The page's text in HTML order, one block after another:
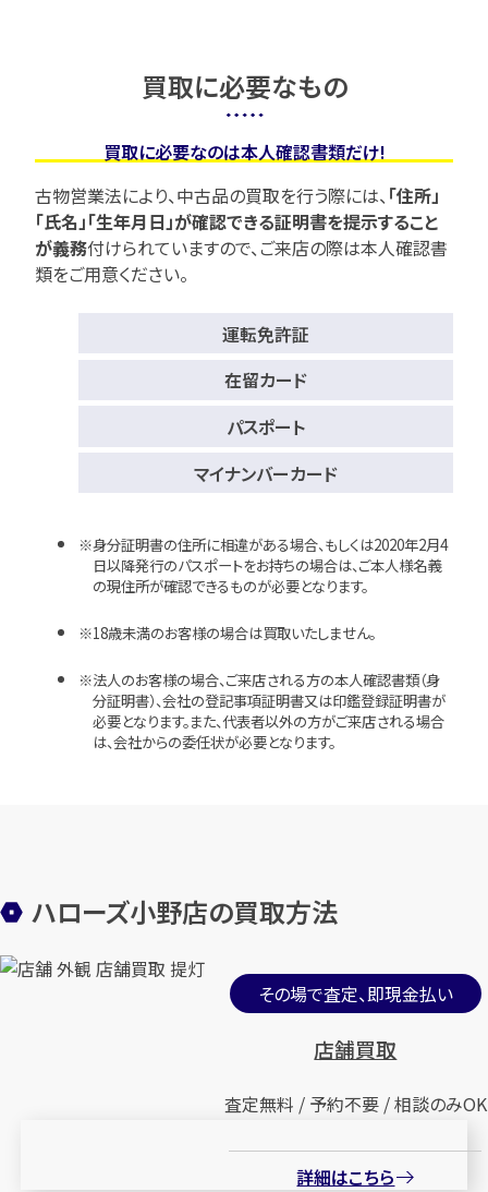
買取に必要なもの
買取に必要なのは本人確認書類だけ!
古物営業法により、中古品の買取を行う際には、「住所」
「氏名」「生年月日」が確認できる証明書を提示すること
が義務付けられていますので、ご来店の際は本人確認書
類をご用意ください。
運転免許証
在留カード
パスポート
マイナンバーカード
身分証明書の住所に相違がある場合、もしくは2020年2月4
日以降発行のパスポートをお持ちの場合は、ご本人様名義
の現住所が確認できるものが必要となります。
18歳未満のお客様の場合は買取いたしません。
法人のお客様の場合、ご来店される方の本人確認書類（身
分証明書）、会社の登記事項証明書又は印鑑登録証明書が
必要となります。また、代表者以外の方がご来店される場合
は、会社からの委任状が必要となります。
ハローズ小野店の買取方法
その場で査定、即現金払い
店舗買取
査定無料 / 予約不要 / 相談のみOK
詳細はこちら